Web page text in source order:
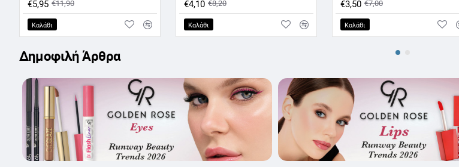
€5,95 €11,90
Καλάθι
€4,10 €8,20
Καλάθι
€3,50 €7,00
Καλάθι
Δημοφιλή Άρθρα